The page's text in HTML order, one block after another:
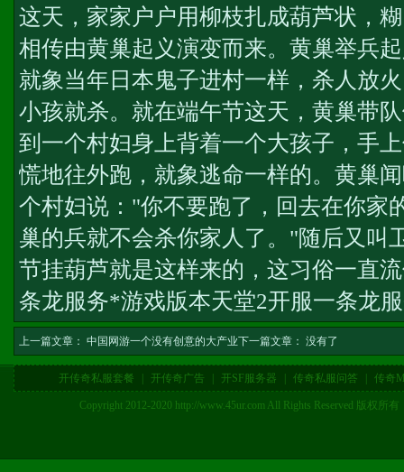
这天，家家户户用柳枝扎成葫芦状，
相传由黄巢起义演变而来。黄巢举兵
就象当年日本鬼子进村一样，杀人放
小孩就杀。就在端午节这天，黄巢带
到一个村妇身上背着一个大孩子，手
慌地往外跑，就象逃命一样的。黄巢
个村妇说："你不要跑了，回去在你家
巢的兵就不会杀你家人了。"随后又叫
节挂葫芦就是这样来的，这习俗一直
条龙服务*游戏版本天堂2开服一条龙
上一篇文章： 中国网游一个没有创意的大产业下一篇文章： 没有了
开传奇私服套餐 开传奇广告 开SF服务器 传奇私服问答 传奇
Copyright 2012-2020 http://www.45ur.com All Rights Reserved 版权